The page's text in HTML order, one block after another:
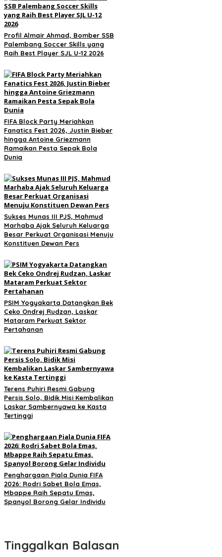
Profil Almair Ahmad, Bomber SSB
Palembang Soccer Skills yang
Raih Best Player SJL U-12 2026
FIFA Block Party Meriahkan
Fanatics Fest 2026, Justin Bieber
hingga Antoine Griezmann
Ramaikan Pesta Sepak Bola
Dunia
Sukses Munas III PJS, Mahmud
Marhaba Ajak Seluruh Keluarga
Besar Perkuat Organisasi Menuju
Konstituen Dewan Pers
PSIM Yogyakarta Datangkan Bek
Ceko Ondrej Rudzan, Laskar
Mataram Perkuat Sektor
Pertahanan
Terens Puhiri Resmi Gabung
Persis Solo, Bidik Misi Kembalikan
Laskar Sambernyawa ke Kasta
Tertinggi
Penghargaan Piala Dunia FIFA
2026: Rodri Sabet Bola Emas,
Mbappe Raih Sepatu Emas,
Spanyol Borong Gelar Individu
Tinggalkan Balasan